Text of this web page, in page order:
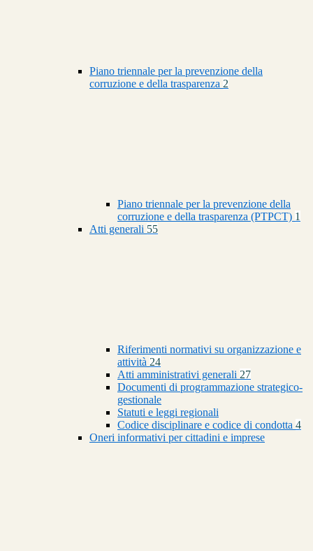
Piano triennale per la prevenzione della
corruzione e della trasparenza 2
Piano triennale per la prevenzione della
corruzione e della trasparenza (PTPCT) 1
Atti generali 55
Riferimenti normativi su organizzazione e
attività 24
Atti amministrativi generali 27
Documenti di programmazione strategico-
gestionale
Statuti e leggi regionali
Codice disciplinare e codice di condotta 4
Oneri informativi per cittadini e imprese